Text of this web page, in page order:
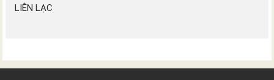
LIÊN LẠC